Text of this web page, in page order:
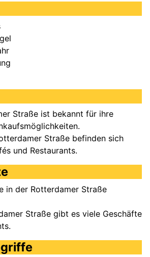
Straße ist bekannt für ihre
Straße befinden sich
und Restaurants.
in der Rotterdamer Straße
Straße gibt es viele Geschäfte